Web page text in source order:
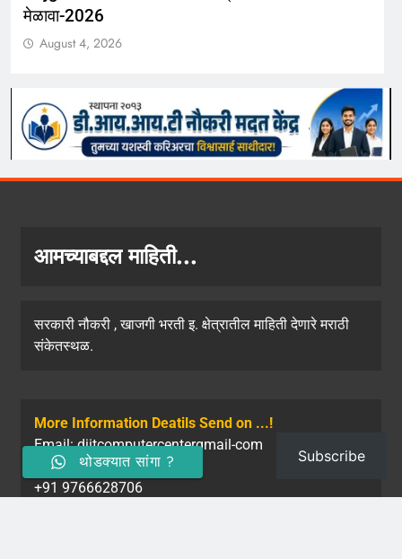
आमच्याबद्दल माहिती...
सरकारी नौकरी , खाजगी भरती इ. क्षेत्रातील माहिती देणारे मराठी
संकेतस्थळ.
More Information Deatils Send on ...!
Email: diitcomputercentergmail-com
Tel: +91 8308118788
+91 9766628706
Subscribe
थोडक्यात सांगा ?